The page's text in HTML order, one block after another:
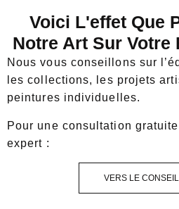
Voici L'effet Que
Notre Art Sur Votre
Nous vous conseillons sur
les collections, les projets
peintures individuelles.
Pour une consultation
expert :
VERS LE